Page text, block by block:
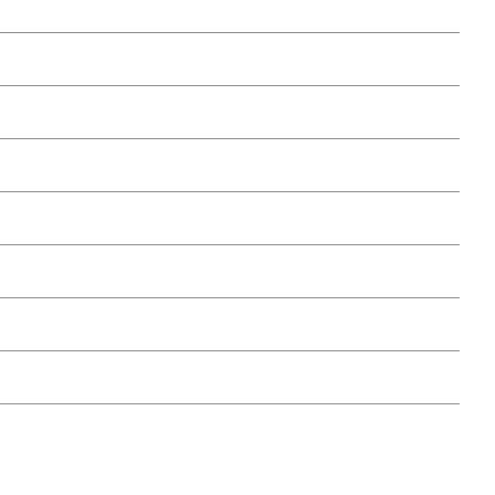
votre appareil (ci-après «
appareil (smartphone ou tablette) lorsque vous
à votre appareil, à votre utilisation et à vos
suffisante, que ces terminaux vous
mémorisation des informations renseignées dans les
utilisateur (par exemple : choix de la langue, page
d’utiliser les traceurs sur l'application. Dès lors que les
particulière à ce que ce transfert soit effectué en
de recueillir des informations de navigation
de protection de la vie privée de ces tiers.
des traceurs, grâce à l’affichage d’un bandeau
de traceurs) dans notre outil dédié.
mois maximum, sous réserve de la loi locale applicable
plus de faire un choix sur les traceurs pendant cette
des traceurs sera enregistré et conservé. Si vous
vous devrez à nouveau faire un choix lors de votre
tout moment, en cliquant sur le bouton ci-dessous, vous
de rectification, de limitation, de portabilité et
sur la protection de vos données personnelles